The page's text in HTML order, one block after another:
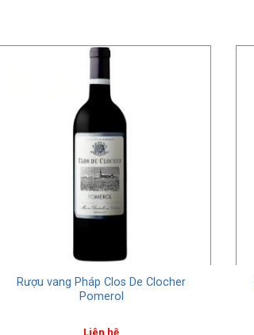
Rượu vang Pháp Clos De Clocher
Pomerol
Liên hệ